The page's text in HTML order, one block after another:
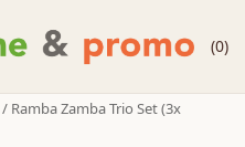
(0)
/ Ramba Zamba Trio Set (3x